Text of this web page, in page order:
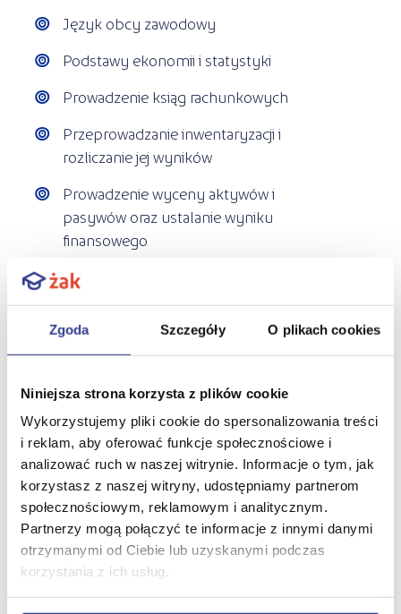
Zgoda Szczegóły O plikach cookies
Niniejsza strona korzysta z plików cookie
Wykorzystujemy pliki cookie do spersonalizowania treści
i reklam, aby oferować funkcje społecznościowe i
analizować ruch w naszej witrynie. Informacje o tym, jak
korzystasz z naszej witryny, udostępniamy partnerom
społecznościowym, reklamowym i analitycznym.
Partnerzy mogą połączyć te informacje z innymi danymi
otrzymanymi od Ciebie lub uzyskanymi podczas
korzystania z ich usług.
Język obcy zawodowy
Podstawy ekonomii i statystyki
Prowadzenie ksiąg rachunkowych
Przeprowadzanie inwentaryzacji i
rozliczanie jej wyników
Prowadzenie wyceny aktywów i
pasywów oraz ustalanie wyniku
finansowego
Sporządzanie jednostkowego
analizy finansowej
Po ukończeniu kursu Technik rachunkowości
będziesz umieć:
Prowadzić biuro rachunkowe
Prowadzić biuro podatkowe
Tworzyć dokumentację biurową
Prowadzić działalność gospodarczą w
branży ekonomicznej
Wykorzystywać język obcy w